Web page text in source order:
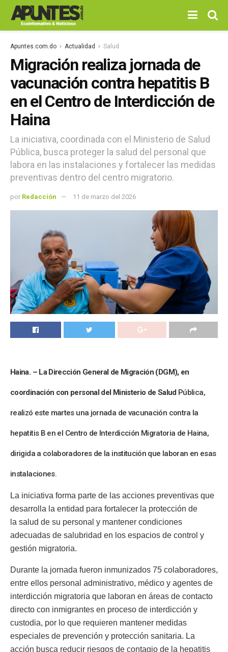
Apuntes.com.do Actualidad Salud
Migración realiza jornada de
vacunación contra hepatitis B
en el Centro de Interdicción de
Haina
La iniciativa, coordinada con el Ministerio de Salud
Pública, busca proteger la salud del personal que
labora en las instalaciones y fortalecer las medidas
preventivas dentro del centro migratorio.
por Redacción 11 de marzo del 2026
Haina. – La Dirección General de Migración (DGM), en
coordinación con personal del Ministerio de Salud Pública,
realizó este martes una jornada de vacunación contra la
hepatitis B en el Centro de Interdicción Migratoria de Haina,
dirigida a colaboradoresde la institución que laboran en esas
instalaciones.
La iniciativa forma parte de las acciones preventivas que
desarrolla la entidad para fortalecer la protección de
la salud de su personal y mantener condiciones
adecuadas de salubridad en los espacios de control y
gestión migratoria.
Durante la jornada fueron inmunizados 75 colaboradores,
entre ellos personal administrativo, médico y agentes de
interdicción migratoria que laboran en áreas de contacto
directo con inmigrantes en proceso de interdicción y
custodia, por lo que requieren mantener medidas
especiales de prevención y protección sanitaria. La
acción busca reducir riesgos de contagio de la hepatitis